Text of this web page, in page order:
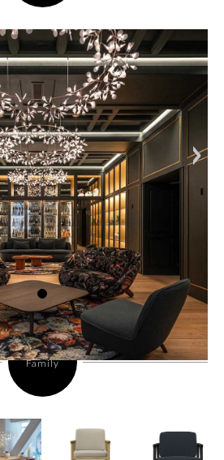
>
Family